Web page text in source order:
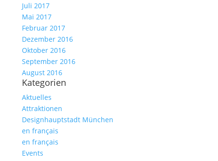
Juli 2017
Mai 2017
Februar 2017
Dezember 2016
Oktober 2016
September 2016
August 2016
Kategorien
Aktuelles
Attraktionen
Designhauptstadt München
en français
en français
Events